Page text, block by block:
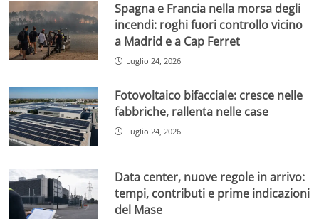
Spagna e Francia nella morsa degli
incendi: roghi fuori controllo vicino
a Madrid e a Cap Ferret
Luglio 24, 2026
Fotovoltaico bifacciale: cresce nelle
fabbriche, rallenta nelle case
Luglio 24, 2026
Data center, nuove regole in arrivo:
tempi, contributi e prime indicazioni
del Mase